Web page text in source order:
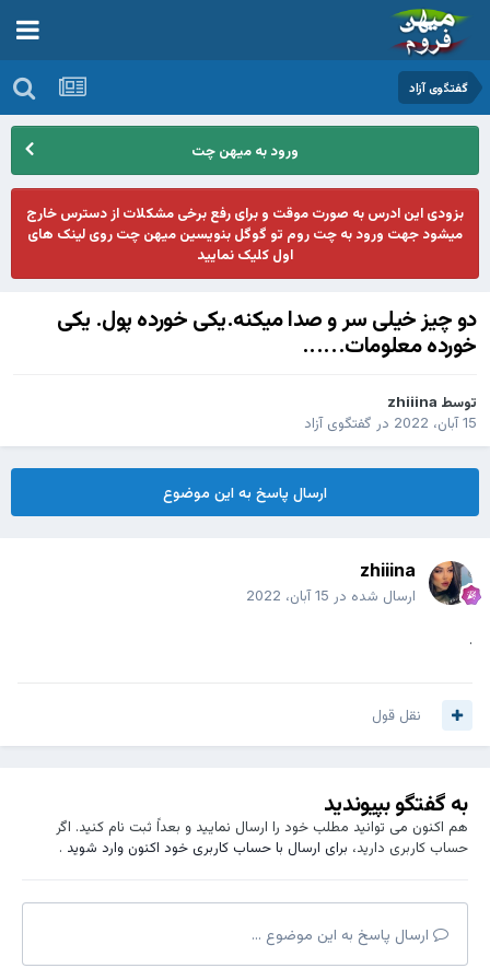
گفتگوی آزاد
ورود به میهن چت
بزودی این ادرس به صورت موقت و برای رفع برخی مشکلات از دسترس خارج
میشود جهت ورود به چت روم تو گوگل بنویسین میهن چت روی لینک های
اول کلیک نمایید
دو چیز خیلی سر و صدا میکنه.یکی خورده پول. یکی
خورده معلومات......
توسط zhiiina
15 آبان، 2022
در گفتگوی آزاد
ارسال پاسخ به این موضوع
zhiiina
ارسال شده در 15 آبان، 2022
نقل قول
به گفتگو بپیوندید
هم اکنون می توانید مطلب خود را ارسال نمایید و بعداً ثبت نام کنید. اگر
حساب کاربری دارید، برای ارسال با حساب کاربری خود اکنون وارد شوید.
ارسال پاسخ به این موضوع ...